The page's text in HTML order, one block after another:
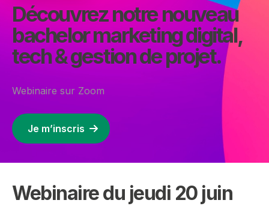
Découvrez notre nouveau
bachelor marketing digital,
tech & gestion de projet.
Webinaire sur Zoom
Je m’inscris
Webinaire du jeudi 20 juin